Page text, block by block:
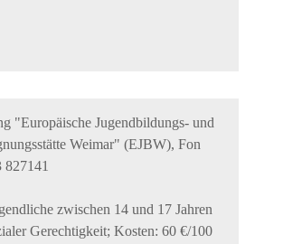
"Europäische Jugendbildungs- und
Weimar" (EJBW), Fon
827141
zwischen 14 und 17 Jahren
Gerechtigkeit; Kosten: 60 €/100